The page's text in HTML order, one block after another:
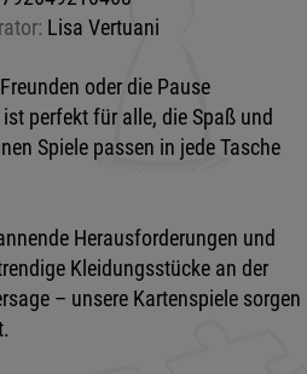
Lisa Vertuani
oder die Pause
perfekt für alle, die Spaß und
Spiele passen in jede Tasche
Herausforderungen und
Kleidungsstücke an der
– unsere Kartenspiele sorgen